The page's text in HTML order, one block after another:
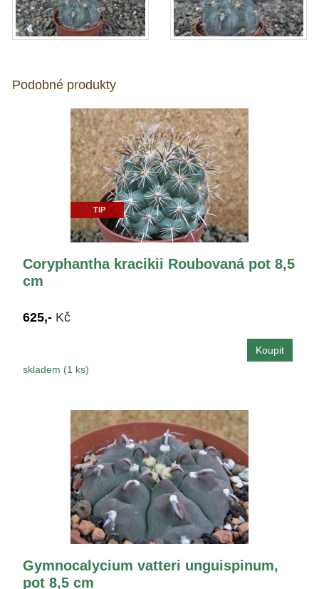
Podobné produkty
TIP
Coryphantha kracikii Roubovaná pot 8,5
cm
625,- Kč
skladem (1 ks)
Gymnocalycium vatteri unguispinum,
pot 8,5 cm